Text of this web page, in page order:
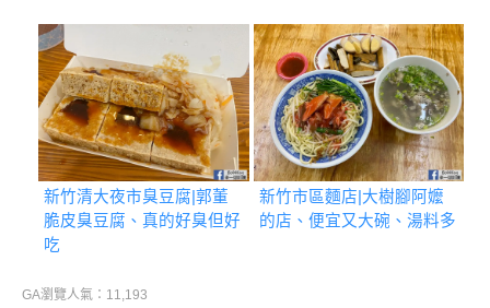
新竹清大夜市臭豆腐|郭董
脆皮臭豆腐、真的好臭但好
吃
新竹市區麵店|大樹腳阿嬤
的店、便宜又大碗、湯料多
GA瀏覽人氣：11,193